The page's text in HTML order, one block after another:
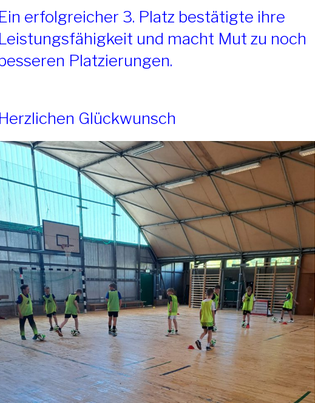
Ein erfolgreicher 3. Platz bestätigte ihre
Leistungsfähigkeit und macht Mut zu noch
Platzierungen.
Herzlichen Glückwunsch